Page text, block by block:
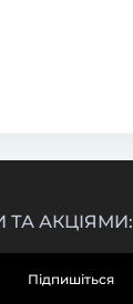
ТА АКЦІЯМИ:
Підпишіться